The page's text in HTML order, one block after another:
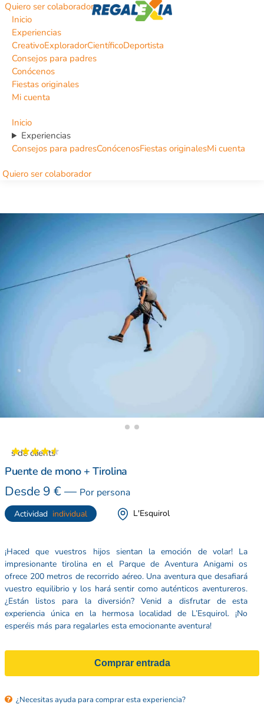
Quiero ser colaborador
Inicio
Experiencias
CreativoExploradorCientíficoDeportista
Consejos para padres
Conócenos
Fiestas originales
Mi cuenta
Inicio
Experiencias
Consejos para padresConócenosFiestas originalesMi cuenta
Quiero ser colaborador
de clients
Puente de mono + Tirolina
Desde 9 €— Por persona
Actividad individual L'Esquirol
¡Haced que vuestros hijos sientan la emoción de volar! La
impresionante tirolina en el Parque de Aventura Anigami os
ofrece 200 metros de recorrido aéreo. Una aventura que desafiará
vuestro equilibrio y los hará sentir como auténticos aventureros.
¿Están listos para la diversión? Venid a disfrutar de esta
experiencia única en la hermosa localidad de L’Esquirol. ¡No
esperéis más para regalarles esta emocionante aventura!
Comprar entrada
¿Necesitas ayuda para comprar esta experiencia?